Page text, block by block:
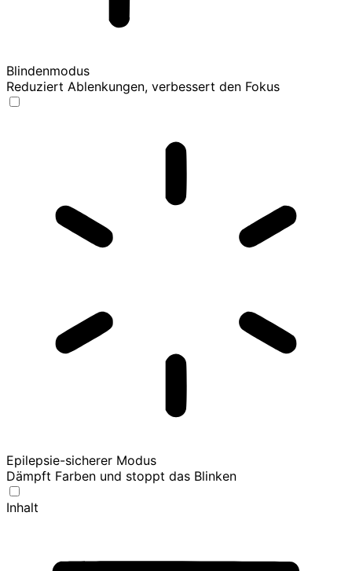
Blindenmodus
Reduziert Ablenkungen, verbessert den Fokus
Epilepsie-sicherer Modus
Dämpft Farben und stoppt das Blinken
Inhalt